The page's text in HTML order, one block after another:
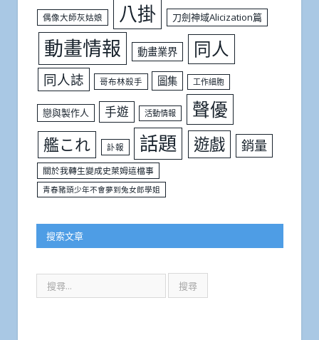
偶像大師灰姑娘 八掛 刀劍神域Alicization篇
動畫情報 動畫業界 同人
同人誌 哥布林殺手 圖集 工作細胞
戀與製作人 手遊 活動情報 聲優
艦これ 訃報 話題 遊戲 銷量
關於我轉生變成史萊姆這檔事
青春豬頭少年不會夢到兔女郎學姐
搜索文章